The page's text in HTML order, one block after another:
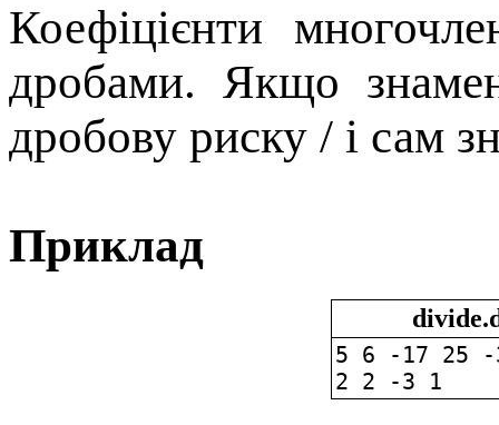
Коефіцієнти
дробами. Якщо
дробову риску / і сам
Приклад
5 6 -17 25 -
2 2 -3 1